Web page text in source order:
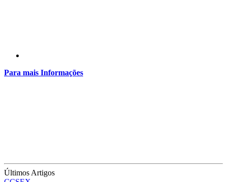
Para mais Informações
Últimos Artigos